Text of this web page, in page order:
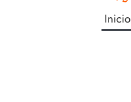
Inicio